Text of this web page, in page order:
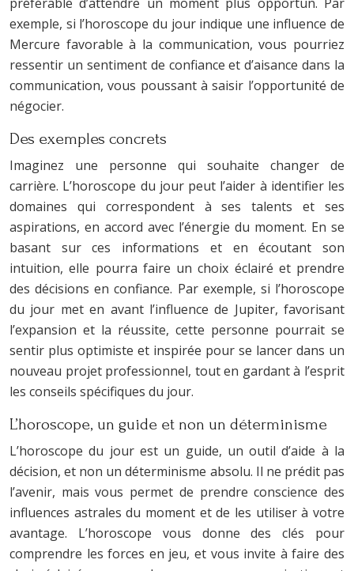
exemple, si l’horoscope du jour indique une influence de
Mercure favorable à la communication, vous pourriez
ressentir un sentiment de confiance et d’aisance dans la
communication, vous poussant à saisir l’opportunité de
négocier.
Des exemples concrets
Imaginez une personne qui souhaite changer de
carrière. L’horoscope du jour peut l’aider à identifier les
domaines qui correspondent à ses talents et ses
aspirations, en accord avec l’énergie du moment. En se
basant sur ces informations et en écoutant son
intuition, elle pourra faire un choix éclairé et prendre
des décisions en confiance. Par exemple, si l’horoscope
du jour met en avant l’influence de Jupiter, favorisant
l’expansion et la réussite, cette personne pourrait se
sentir plus optimiste et inspirée pour se lancer dans un
nouveau projet professionnel, tout en gardant à l’esprit
les conseils spécifiques du jour.
L’horoscope, un guide et non un déterminisme
L’horoscope du jour est un guide, un outil d’aide à la
décision, et non un déterminisme absolu. Il ne prédit pas
l’avenir, mais vous permet de prendre conscience des
influences astrales du moment et de les utiliser à votre
avantage. L’horoscope vous donne des clés pour
comprendre les forces en jeu, et vous invite à faire des